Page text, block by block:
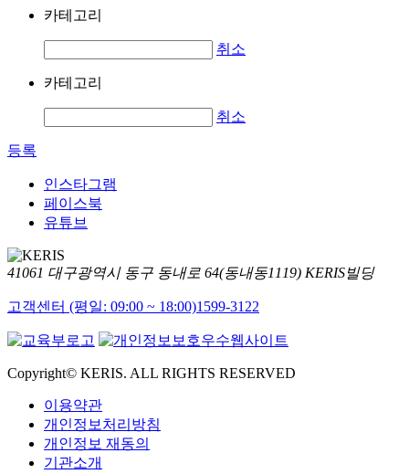
카테고리
취소
카테고리
취소
등록
인스타그램
페이스북
유튜브
41061 대구광역시 동구 동내로 64(동내동1119) KERIS빌딩
고객센터 (평일: 09:00 ~ 18:00)1599-3122
Copyright© KERIS. ALL RIGHTS RESERVED
이용약관
개인정보처리방침
개인정보 재동의
기관소개